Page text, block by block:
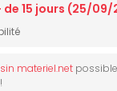
En stock dans + de 15
materiel.net